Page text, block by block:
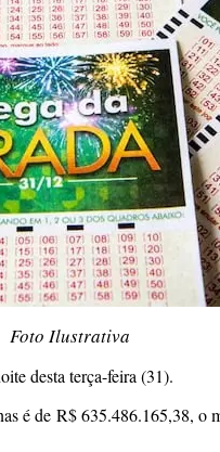
Foto Ilustrativa
desta terça-feira (31).
é de R$ 635.486.165,38,